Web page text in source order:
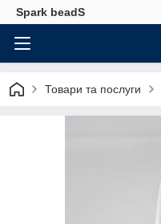
Spark beadS
Товари та послуги